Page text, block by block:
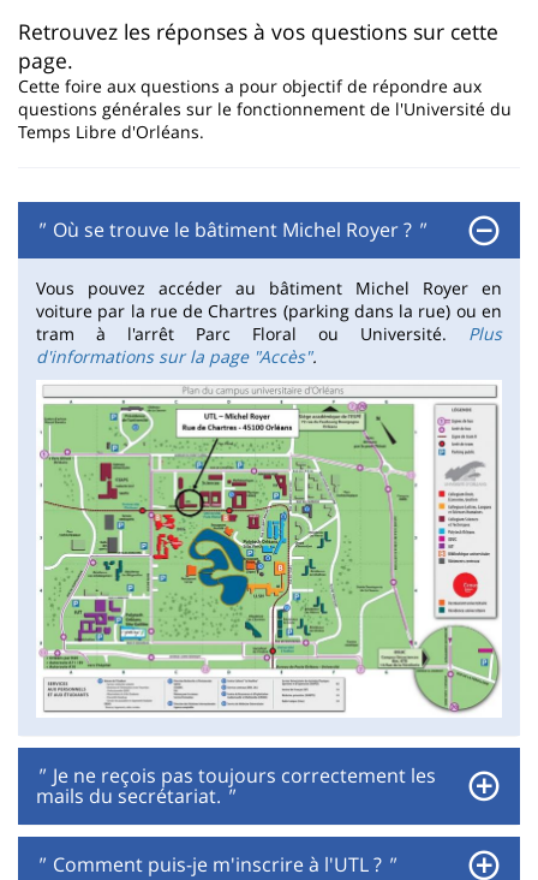
content
page
Contenu
de
la
page
principale
Retrouvez les réponses à vos questions sur cette
page.
Cette foire aux questions a pour objectif de répondre aux
questions générales sur le fonctionnement de l'Université du
Temps Libre d'Orléans.
" Où se trouve le bâtiment Michel Royer ? "
Vous pouvez accéder au bâtiment Michel Royer en
voiture par la rue de Chartres (parking dans la rue) ou en
tram à l'arrêt Parc Floral ou Université. Plus
d'informations sur la page "Accès".
Image
" Je ne reçois pas toujours correctement les
mails du secrétariat. "
" Comment puis-je m'inscrire à l'UTL ? "